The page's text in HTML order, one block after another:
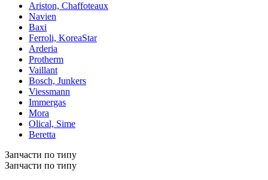
Ariston, Chaffoteaux
Navien
Baxi
Ferroli, KoreaStar
Arderia
Protherm
Vaillant
Bosch, Junkers
Viessmann
Immergas
Mora
Olical, Sime
Beretta
Запчасти по типу
Запчасти по типу